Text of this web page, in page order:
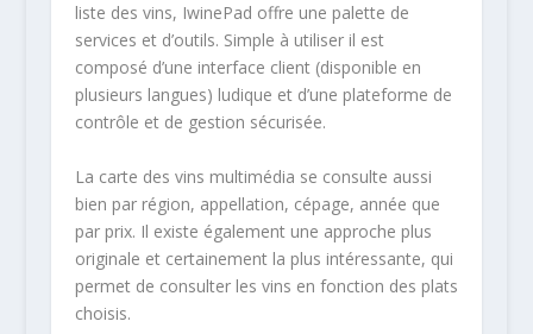
liste des vins, IwinePad offre une palette de
services et d’outils. Simple à utiliser il est
composé d’une interface client (disponible en
plusieurs langues) ludique et d’une plateforme de
contrôle et de gestion sécurisée.
La carte des vins multimédia se consulte aussi
bien par région, appellation, cépage, année que
par prix. Il existe également une approche plus
originale et certainement la plus intéressante, qui
permet de consulter les vins en fonction des plats
choisis.